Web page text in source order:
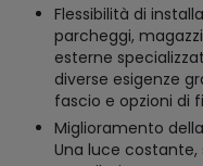
Flessibilità di
parcheggi,
esterne
diverse esigenze
fascio e opzioni di
Miglioramento
Una luce